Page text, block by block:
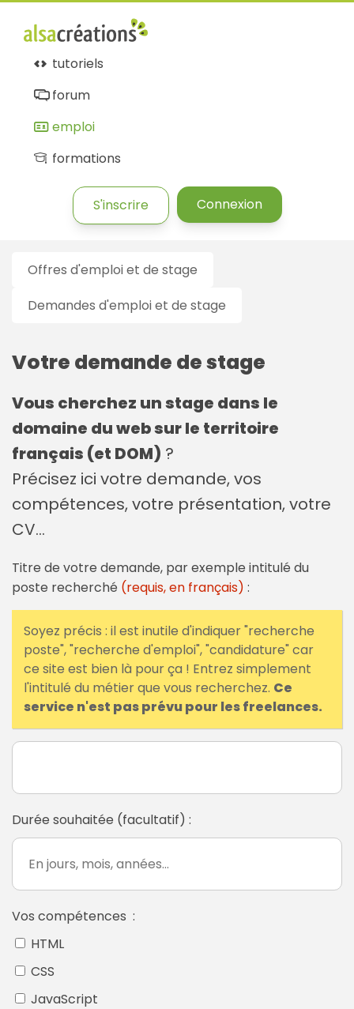
Alsacréations
emploi
tutoriels
forum
emploi
formations
S'inscrire Connexion
Offres d'emploi et de stage
Demandes d'emploi et de stage
Votre demande de stage
Vous cherchez un stage dans le
domaine du websur le territoire
français (et DOM) ?
Précisez ici votre demande, vos
compétences, votre présentation, votre
CV…
Titre de votre demande, par exemple intitulé du
poste recherché (requis, en français) :
Soyez précis : il est inutile d'indiquer "recherche
poste", "recherche d'emploi", "candidature" car
ce site est bien là pour ça ! Entrez simplement
l'intitulé du métier que vous recherchez. Ce
service n'est pas prévu pour les freelances.
Durée souhaitée (facultatif) :
Vos compétences :
HTML
CSS
JavaScript